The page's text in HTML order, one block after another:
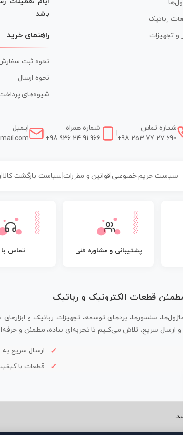
رباتیک
و تجهیزات
باشد
راهنمای خرید
نحوه ثبت
نحوه ارسال
شیوه‌های
شماره تماس
+98 253 77 27 690
شماره همراه
+98 936 24 91 966
ایمیل
سیاست حریم خصوصی| قوانین و مقررات سیاست بازگشت کالا
پشتیبانی و مشاوره فنی تماس با
قطعات الکترونیک و رباتیک
سنسورها، بردهای توسعه، تجهیزات رباتیک و
سریع، تلاش می‌کنیم تا تجربه‌ای ساده، مطمئن و حرفه‌ای
ارسال سریع
قطعات با